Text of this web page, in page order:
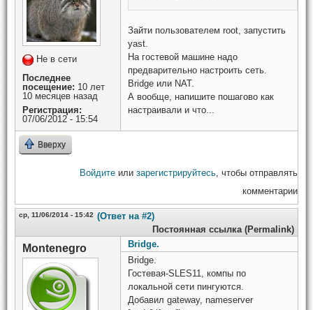
Не в сети
Последнее
посещение: 10 лет
10 месяцев назад
Регистрация:
07/06/2012 - 15:54
Зайти пользователем root, запустить
yast.
На гостевой машине надо
предварительно настроить сеть.
Bridge или NAT.
А вообще, напишите пошагово как
настраивали и что...
Вверху
Войдите или зарегистрируйтесь , чтобы отправлять
комментарии
ср, 11/06/2014 - 15:42 (Ответ на #2)
Постоянная ссылка (Permalink)
Montenegro
Bridge.
Bridge.
Гостевая-SLES11, компы по
локальной сети пингуются.
Добавил gateway, nameserver